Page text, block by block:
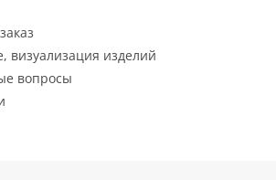
визуализация изделий
вопросы